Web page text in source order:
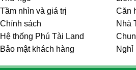
Tầm nhìn và giá trị
Chính sách
Hệ thống Phú Tài Land
Bảo mật khách hàng
Căn
Nhà